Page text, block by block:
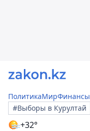
ПолитикаМирФинансы
#Выборы в Курултай
+32°